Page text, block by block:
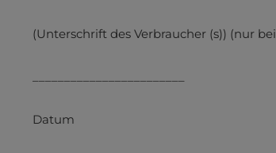
(Unterschrift des Verbraucher (s)) (nur
Datum